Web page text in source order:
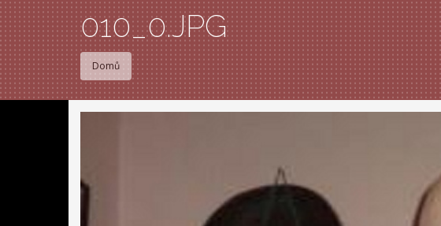
010_0.JPG
Domů